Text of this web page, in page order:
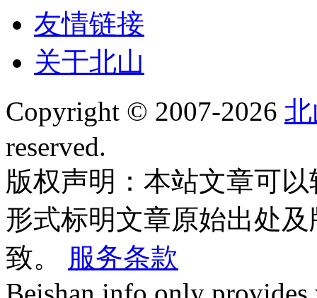
友情链接
关于北山
Copyright © 2007-2026
reserved.
版权声明：本站文章可
形式标明文章原始出处
致。 服务条款